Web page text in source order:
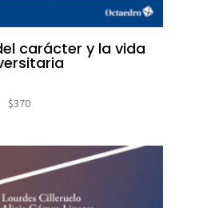
carácter y la vida
$370